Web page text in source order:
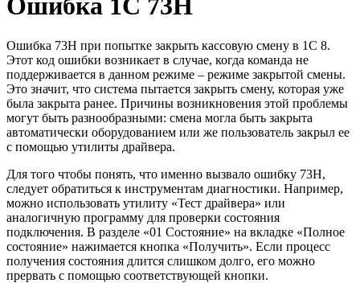
Ошибка 73H при попытке закрыть кассовую смену в 1С 8.
Этот код ошибки возникает в случае, когда команда не
поддерживается в данном режиме – режиме закрытой смены.
Это значит, что система пытается закрыть смену, которая уже
была закрыта ранее. Причины возникновения этой проблемы
могут быть разнообразными: смена могла быть закрыта
автоматически оборудованием или же пользователь закрыл ее
с помощью утилиты драйвера.
Для того чтобы понять, что именно вызвало ошибку 73H,
следует обратиться к инструментам диагностики. Например,
можно использовать утилиту «Тест драйвера» или
аналогичную программу для проверки состояния
подключения. В разделе «01 Состояние» на вкладке «Полное
состояние» нажимается кнопка «Получить». Если процесс
получения состояния длится слишком долго, его можно
прервать с помощью соответствующей кнопки.